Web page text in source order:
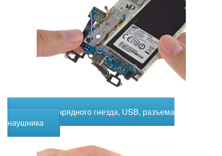
Замена зарядного гнезда, USB, разъема
наушника